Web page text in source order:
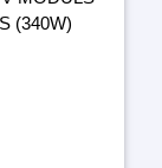
(340W)